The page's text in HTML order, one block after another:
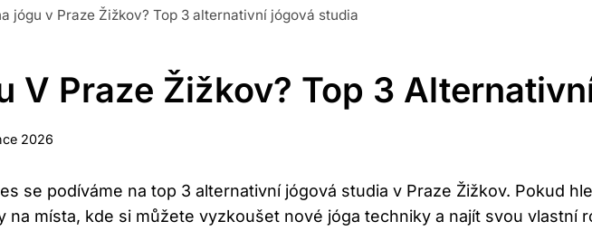
jógu v Praze Žižkov? Top 3 alternativní jógová studia
V Praze Žižkov? Top 3
2026
se podíváme na top 3 alternativní jógová studia v Praze Žižkov. Pokud
na místa, kde si můžete vyzkoušet nové jóga techniky a najít svou vlastní